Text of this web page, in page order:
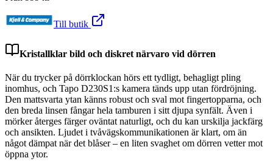
Till butik
Kristallklar bild och diskret närvaro vid dörren
När du trycker på dörrklockan hörs ett tydligt, behagligt pling
inomhus, och Tapo D230S1:s kamera tänds upp utan fördröjning.
Den mattsvarta ytan känns robust och sval mot fingertopparna, och
den breda linsen fångar hela tamburen i sitt djupa synfält. Även i
mörker återges färger oväntat naturligt, och du kan urskilja jackfärg
och ansikten. Ljudet i tvåvägskommunikationen är klart, om än
något dämpat när det blåser – en liten svaghet om dörren vetter mot
öppna ytor.